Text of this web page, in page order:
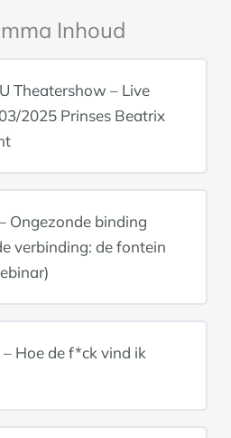
Inhoud
Theatershow – Live
2025 Prinses Beatrix
Ongezonde binding
verbinding: de fontein
Hoe de f*ck vind ik